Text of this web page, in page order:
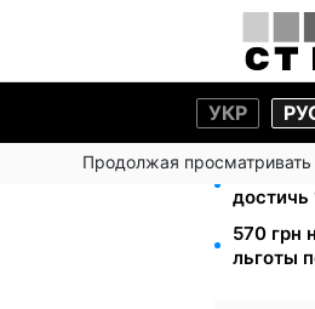
УКР
Продолжая
Тарифы
достичь
570 грн
льготы